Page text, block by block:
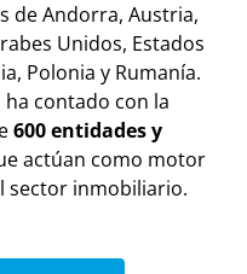
de Andorra, Austria,
Unidos, Estados
Polonia y Rumanía.
ha contado con la
600 entidades y
actúan como motor
sector inmobiliario.